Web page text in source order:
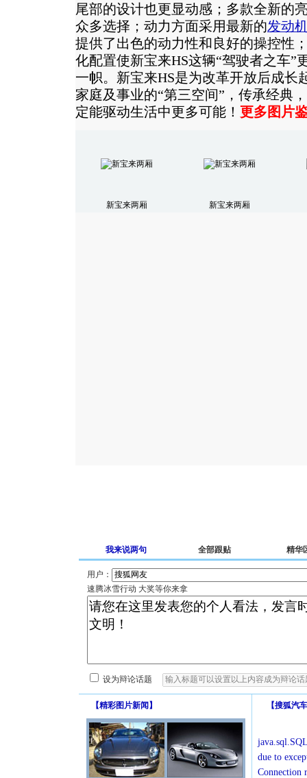
尾部的设计也更显动感；多款全新的
众多选择；动力方面采用最新的发动
提供了出色的动力性和良好的操控性
化配置使新宝来HS这辆“驾驶者之车”
一帜。新宝来HS是为改革开放后成长
家庭及事业的“第三空间”，传承经典
定能驱动生活中更多可能！ 更多图片
新宝来两厢 新宝来两厢
我来说两句 全部跟贴 精华
用户：
速腾冰雪行动 大奖等你来拿
设为辩论话题
【精彩图片新闻 】 【搜狐汽
due to
Connection